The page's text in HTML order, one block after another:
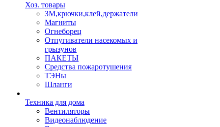
Хоз. товары
ЗМ,крючки,клей,держатели
Магниты
Огнеборец
Отпугиватели насекомых и
грызунов
ПАКЕТЫ
Средства пожаротушения
ТЭНы
Шланги
Техника для дома
Вентиляторы
Видеонаблюдение